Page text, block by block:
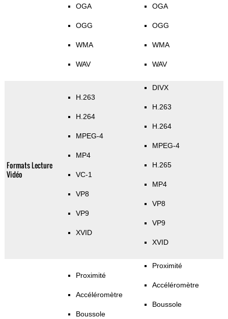
OGA
OGG
WMA
WAV
OGA
OGG
WMA
WAV
Formats Lecture
Vidéo
H.263
H.264
MPEG-4
MP4
VC-1
VP8
VP9
XVID
DIVX
H.263
H.264
MPEG-4
H.265
MP4
VP8
VP9
XVID
Proximité
Accéléromètre
Boussole
Proximité
Accéléromètre
Boussole